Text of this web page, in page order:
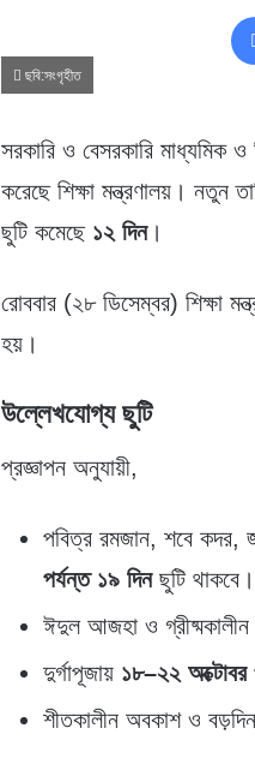
ছবি:সংগৃহীত
সরকারি ও বেসরকারি মাধ্যমিক ও
করেছে শিক্ষা মন্ত্রণালয়। নতুন
ছুটি কমেছে ১২ দিন।
রোববার (২৮ ডিসেম্বর) শিক্ষা
হয়।
উল্লেখযোগ্য ছুটি
প্রজ্ঞাপন অনুযায়ী,
পবিত্র রমজান, শবে কদর,
পর্যন্ত ১৯ দিনছুটি থাকবে।
ঈদুল আজহা ও
দুর্গাপূজায় ১৮–২২ অক্টোবর
শীতকালীন অবকাশ ও